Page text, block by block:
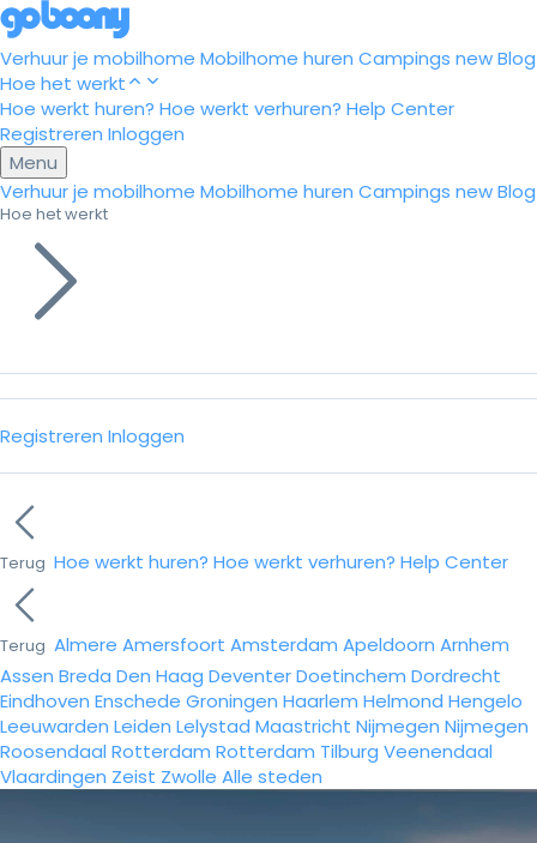
Verhuur je mobilhome Mobilhome huren Campings newBlog
Hoe het werkt
Hoe werkt huren? Hoe werkt verhuren? Help Center
Registreren Inloggen
Menu
Verhuur je mobilhome Mobilhome huren Campings newBlog
Hoe het werkt
Registreren Inloggen
Terug Hoe werkt huren? Hoe werkt verhuren? Help Center
Terug Almere Amersfoort Amsterdam Apeldoorn Arnhem
Assen Breda Den Haag DeventerDoetinchem Dordrecht
Eindhoven Enschede Groningen Haarlem Helmond Hengelo
Leeuwarden Leiden Lelystad Maastricht Nijmegen Nijmegen
Roosendaal Rotterdam Rotterdam Tilburg Veenendaal
Vlaardingen Zeist Zwolle Alle steden